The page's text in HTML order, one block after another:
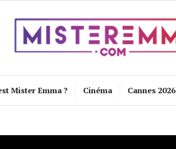
Mister Emma ? Cinéma Cannes 2026